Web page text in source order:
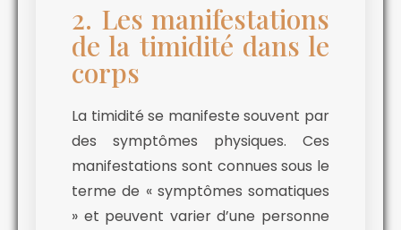
2. Les manifestations
de la timidité dans le
corps
La timidité se manifeste souvent par
des symptômes physiques. Ces
manifestations sont connues sous le
terme de « symptômes somatiques
» et peuvent varier d’une personne